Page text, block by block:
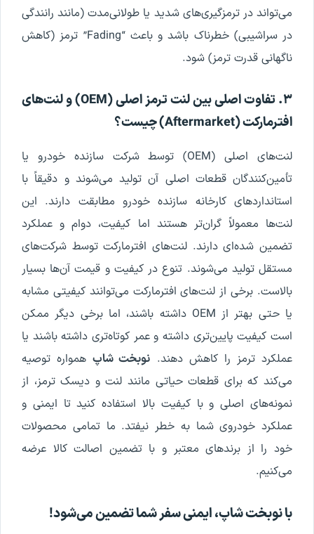
می‌تواند در ترمزگیری‌های شدید یا طولانی‌مدت (مانند رانندگی
در سراشیبی) خطرناک باشد و باعث “Fading” ترمز (کاهش
ناگهانی قدرت ترمز) شود.
۳. تفاوت اصلی بین لنت ترمز اصلی (OEM) و لنت‌های
افترمارکت (Aftermarket) چیست؟
لنت‌های اصلی (OEM) توسط شرکت سازنده خودرو یا
تأمین‌کنندگان قطعات اصلی آن تولید می‌شوند و دقیقاً با
استانداردهای کارخانه سازنده خودرو مطابقت دارند. این
لنت‌ها معمولاً گران‌تر هستند اما کیفیت، دوام و عملکرد
تضمین شده‌ای دارند. لنت‌های افترمارکت توسط شرکت‌های
مستقل تولید می‌شوند. تنوع در کیفیت و قیمت آن‌ها بسیار
بالاست. برخی از لنت‌های افترمارکت می‌توانند کیفیتی مشابه
یا حتی بهتر از OEM داشته باشند، اما برخی دیگر ممکن
است کیفیت پایین‌تری داشته و عمر کوتاه‌تری داشته باشند یا
عملکرد ترمز را کاهش دهند. نوبخت شاپهمواره توصیه
می‌کند که برای قطعات حیاتی مانند لنت و دیسک ترمز، از
نمونه‌های اصلی و با کیفیت بالا استفاده کنید تا ایمنی و
عملکرد خودروی شما به خطر نیفتد. ما تمامی محصولات
خود را از برندهای معتبر و با تضمین اصالت کالا عرضه
می‌کنیم.
با نوبخت شاپ، ایمنی سفر شما تضمین می‌شود!